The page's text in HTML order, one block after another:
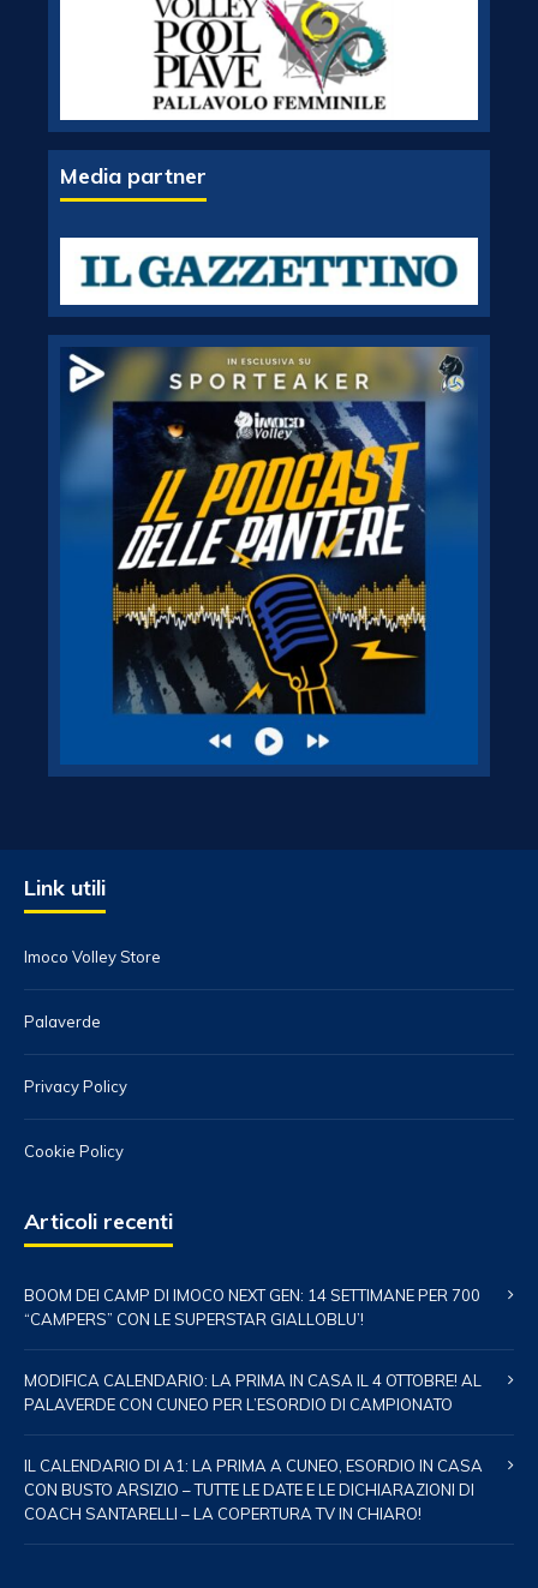
Media partner
Link utili
Imoco Volley Store
Palaverde
Privacy Policy
Cookie Policy
Articoli recenti
BOOM DEI CAMP DI IMOCO NEXT GEN: 14 SETTIMANE PER 700
“CAMPERS” CON LE SUPERSTAR GIALLOBLU’!
MODIFICA CALENDARIO: LA PRIMA IN CASA IL 4 OTTOBRE! AL
PALAVERDE CON CUNEO PER L’ESORDIO DI CAMPIONATO
IL CALENDARIO DI A1: LA PRIMA A CUNEO, ESORDIO IN CASA
CON BUSTO ARSIZIO – TUTTE LE DATE E LE DICHIARAZIONI DI
COACH SANTARELLI – LA COPERTURA TV IN CHIARO!